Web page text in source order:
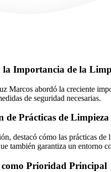
la Importancia de la
Marcos abordó la creciente
de seguridad necesarias.
de Prácticas de Limpieza
destacó cómo las prácticas
también garantiza un entorno
como Prioridad Principal